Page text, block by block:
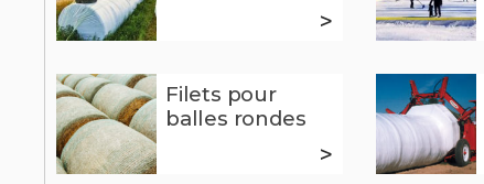
>
Filets pour
balles rondes
>